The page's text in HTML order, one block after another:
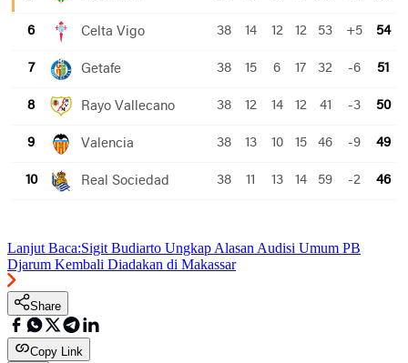
Lanjut Baca:Sigit Budiarto Ungkap Alasan Audisi Umum PB
Djarum Kembali Diadakan di Makassar
Share
Copy Link